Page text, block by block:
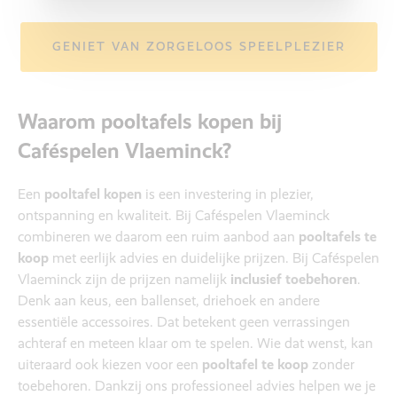
GENIET VAN ZORGELOOS SPEELPLEZIER
Waarom pooltafels kopen bij
Caféspelen Vlaeminck?
Een pooltafel kopen is een investering in plezier,
ontspanning en kwaliteit. Bij Caféspelen Vlaeminck
combineren we daarom een ruim aanbod aan pooltafels te
koop met eerlijk advies en duidelijke prijzen. Bij Caféspelen
Vlaeminck zijn de prijzen namelijk inclusief toebehoren.
Denk aan keus, een ballenset, driehoek en andere
essentiële accessoires. Dat betekent geen verrassingen
achteraf en meteen klaar om te spelen. Wie dat wenst, kan
uiteraard ook kiezen voor een pooltafel te koop zonder
toebehoren. Dankzij ons professioneel advies helpen we je